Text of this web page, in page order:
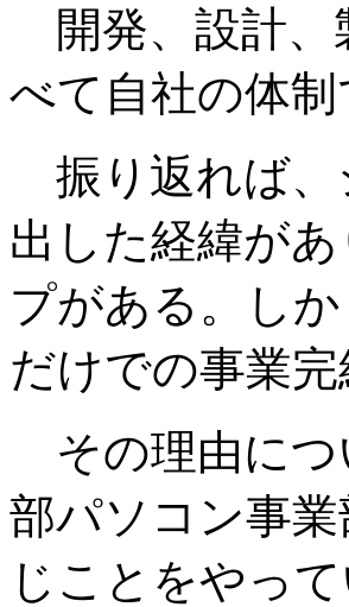
開発、設計、
べて自社の体
振り返れば、
出した経緯が
プがある。し
だけでの事業
その理由につ
部パソコン事
じことをやっ